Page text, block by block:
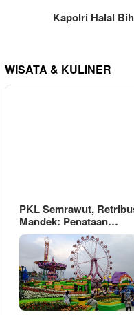
Kapolri Halal
WISATA & KULINER
PKL Semrawut,
Mandek: Penataan…